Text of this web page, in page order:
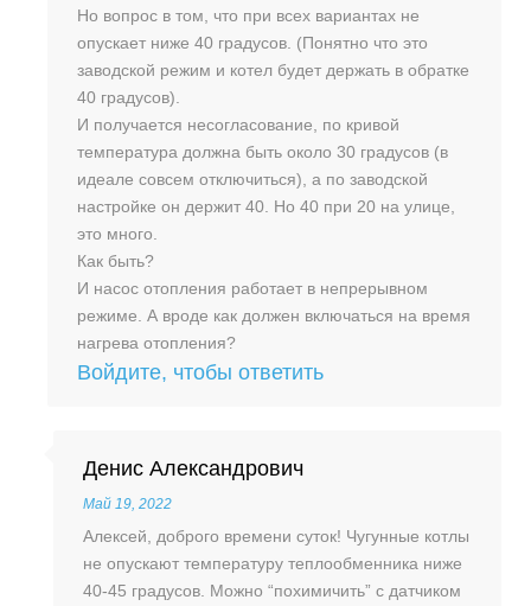
Но вопрос в том, что при всех вариантах не
опускает ниже 40 градусов. (Понятно что это
заводской режим и котел будет держать в обратке
40 градусов).
И получается несогласование, по кривой
температура должна быть около 30 градусов (в
идеале совсем отключиться), а по заводской
настройке он держит 40. Но 40 при 20 на улице,
это много.
Как быть?
И насос отопления работает в непрерывном
режиме. А вроде как должен включаться на время
нагрева отопления?
Войдите, чтобы ответить
Денис Александрович
Май 19, 2022
Алексей, доброго времени суток! Чугунные котлы
не опускают температуру теплообменника ниже
40-45 градусов. Можно “похимичить” с датчиком